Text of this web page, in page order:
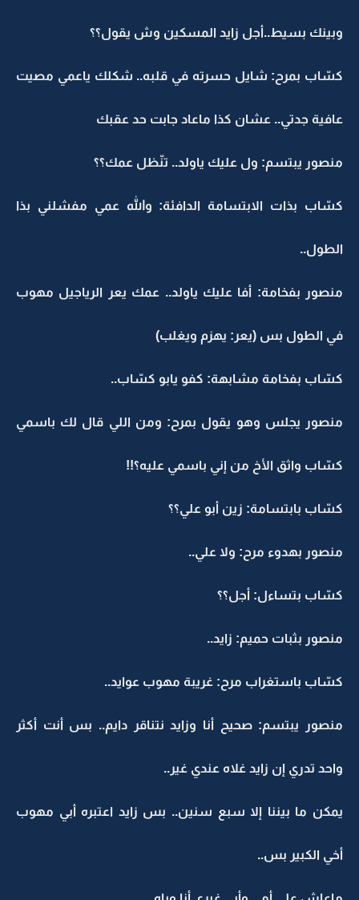
وبينك بسيط..أجل زايد المسكين وش يقول؟؟
كسّاب بمرح: شايل حسرته في قلبه.. شكلك ياعمي مصيت
عافية جدتي.. عشان كذا ماعاد جابت حد عقبك
منصور يبتسم: ول عليك ياولد.. تنّظل عمك؟؟
كسّاب بذات الابتسامة الدافئة: والله عمي مفشلني بذا
الطول..
منصور بفخامة: أفا عليك ياولد.. عمك يعر الرياجيل مهوب
في الطول بس (يعر: يهزم ويغلب)
كسّاب بفخامة مشابهة: كفو يابو كسّاب..
منصور يجلس وهو يقول بمرح: ومن اللي قال لك باسمي
كسّاب واثق الأخ من إني باسمي عليه؟!!
كسّاب بابتسامة: زين أبو علي؟؟
منصور بهدوء مرح: ولا علي..
كسّاب بتساءل: أجل؟؟
منصور بثبات حميم: زايد..
كسّاب باستغراب مرح: غريبة مهوب عوايد..
منصور يبتسم: صحيح أنا وزايد نتناقر دايم.. بس أنت أكثر
واحد تدري إن زايد غلاه عندي غير..
يمكن ما بيننا إلا سبع سنين.. بس زايد اعتبره أبي مهوب
أخي الكبير بس..